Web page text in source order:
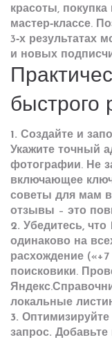
красоты, покупка
мастер‑классе.
3‑х результатах
и новых
быстрого
1. Создайте и
Укажите точный
фотографии. Не
включающее
советы для мам в
отзывы – это
2. Убедитесь, что
одинаково на
расхождение («+7
поисковики.
локальные
3.
запрос. Добавьте